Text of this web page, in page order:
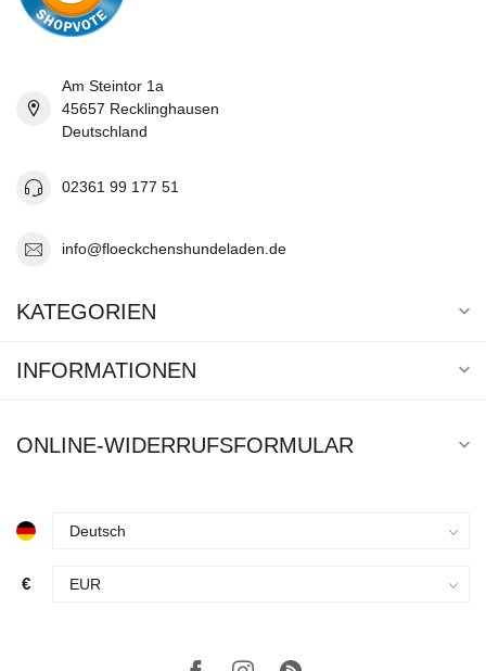
Am Steintor 1a
45657 Recklinghausen
Deutschland
02361 99 177 51
info@floeckchenshundeladen.de
KATEGORIEN
INFORMATIONEN
ONLINE-WIDERRUFSFORMULAR
€